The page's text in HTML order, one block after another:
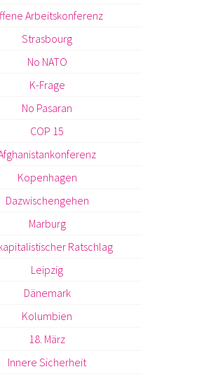
Arbeitskonferenz
Strasbourg
No NATO
K-Frage
No Pasaran
COP 15
Kopenhagen
Dazwischengehen
Marburg
Ratschlag
Leipzig
Dänemark
Kolumbien
18. März
Innere Sicherheit